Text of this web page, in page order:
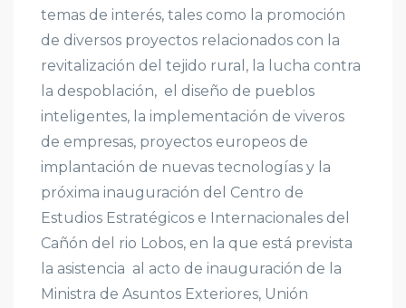
temas de interés, tales como la promoción
de diversos proyectos relacionados con la
revitalización del tejido rural, la lucha contra
la despoblación, el diseño de pueblos
inteligentes, la implementación de viveros
de empresas, proyectos europeos de
implantación de nuevas tecnologías y la
próxima inauguración del Centro de
Estudios Estratégicos e Internacionales del
Cañón del rio Lobos, en la que está prevista
la asistencia al acto de inauguración de la
Ministra de Asuntos Exteriores, Unión